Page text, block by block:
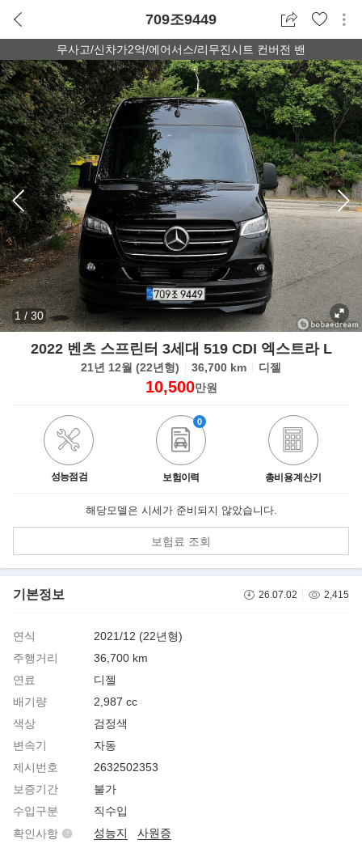
709조9449
무사고/신차가2억/에어서스/리무진시트 컨버전 밴
1/ 30
2022 벤츠 스프린터 3세대 519 CDI 엑스트라 L
21년 12월 (22년형) 36,700 km 디젤
10,500만원
성능점검 보험이력
0
총비용 계산기
해당모델은 시세가 준비되지 않았습니다.
보험료 조회
기본정보 26.07.02 2,415
연식
2021/12 (22년형)
주행거리
36,700 km
연료
디젤
배기량
2,987 cc
색상
검정색
변속기
자동
제시번호
2632502353
보증기간
불가
수입구분
직수입
확인사항
성능지 사원증